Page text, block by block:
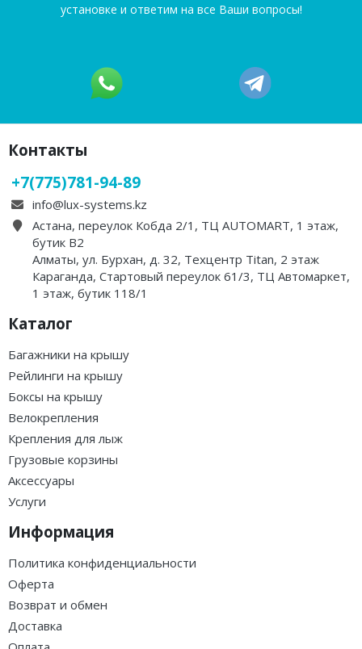
установке и ответим на все Ваши вопросы!
Контакты
+7(775)781-94-89
info@lux-systems.kz
Астана, переулок Кобда 2/1, ТЦ AUTOMART, 1 этаж,
бутик B2
Алматы, ул. Бурхан, д. 32, Техцентр Titan, 2 этаж
Караганда, Стартовый переулок 61/3, ТЦ Автомаркет,
1 этаж, бутик 118/1
Каталог
Багажники на крышу
Рейлинги на крышу
Боксы на крышу
Велокрепления
Крепления для лыж
Грузовые корзины
Аксессуары
Услуги
Информация
Политика конфиденциальности
Оферта
Возврат и обмен
Доставка